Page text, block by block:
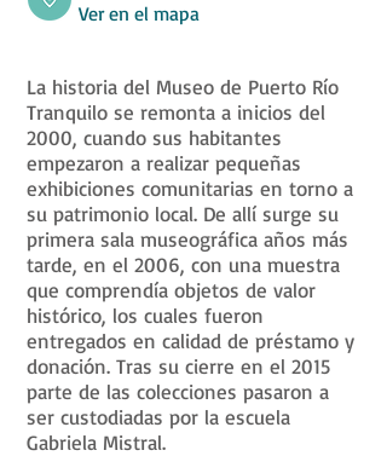
Ver en el mapa
La historia del Museo de Puerto Río
Tranquilo se remonta a inicios del
2000, cuando sus habitantes
empezaron a realizar pequeñas
exhibiciones comunitarias en torno a
su patrimonio local. De allí surge su
primera sala museográfica años más
tarde, en el 2006, con una muestra
que comprendía objetos de valor
histórico, los cuales fueron
entregados en calidad de préstamo y
donación. Tras su cierre en el 2015
parte de las colecciones pasaron a
ser custodiadas por la escuela
Gabriela Mistral.